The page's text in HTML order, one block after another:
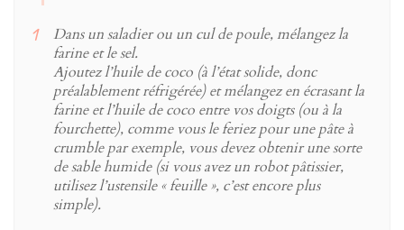
Dans un saladier ou un cul de poule, mélangez la
farine et le sel.
Ajoutez l’huile de coco (à l’état solide, donc
préalablement réfrigérée) et mélangez en écrasant la
farine et l’huile de coco entre vos doigts (ou à la
fourchette), comme vous le feriez pour une pâte à
crumble par exemple, vous devez obtenir une sorte
de sable humide (si vous avez un robot pâtissier,
utilisez l’ustensile « feuille », c’est encore plus
simple).